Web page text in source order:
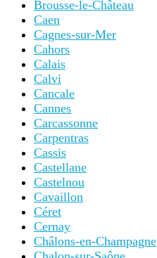
Brousse-le-Château
Caen
Cagnes-sur-Mer
Cahors
Calais
Calvi
Cancale
Cannes
Carcassonne
Carpentras
Cassis
Castellane
Castelnou
Cavaillon
Céret
Cernay
Châlons-en-Champagne